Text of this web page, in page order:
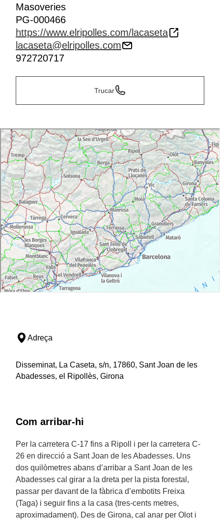
Masoveries
PG-000466
https://www.elripolles.com/lacaseta
lacaseta@elripolles.com
972720717
Trucar
Adreça
Disseminat, La Caseta, s/n, 17860, Sant Joan de les
Abadesses, el Ripollès, Girona
Com arribar-hi
Per la carretera C-17 fins a Ripoll i per la carretera C-
26 en direcció a Sant Joan de les Abadesses. Uns
dos quilòmetres abans d’arribar a Sant Joan de les
Abadesses cal girar a la dreta per la pista forestal,
passar per davant de la fàbrica d’embotits Freixa
(Taga) i seguir fins a la casa (tres-cents metres,
aproximadament). Des de Girona, cal anar per Olot i